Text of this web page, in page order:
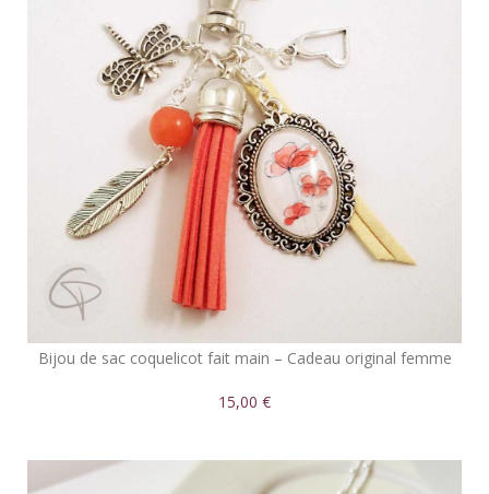
Bijou de sac coquelicot fait main – Cadeau original femme
15,00 €